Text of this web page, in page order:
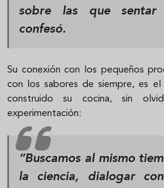
sobre las que sentar
confesó.
Su conexión con los pequeños
con los sabores de siempre, es
construido su cocina, sin
experimentación:
“Buscamos al mismo
la ciencia, dialogar